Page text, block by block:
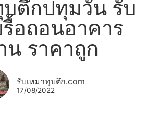
บตึกปทุมวัน รับ
อถอนอาคาร
น ราคาถูก
รับเหมาทุบตึก.com
17/08/2022